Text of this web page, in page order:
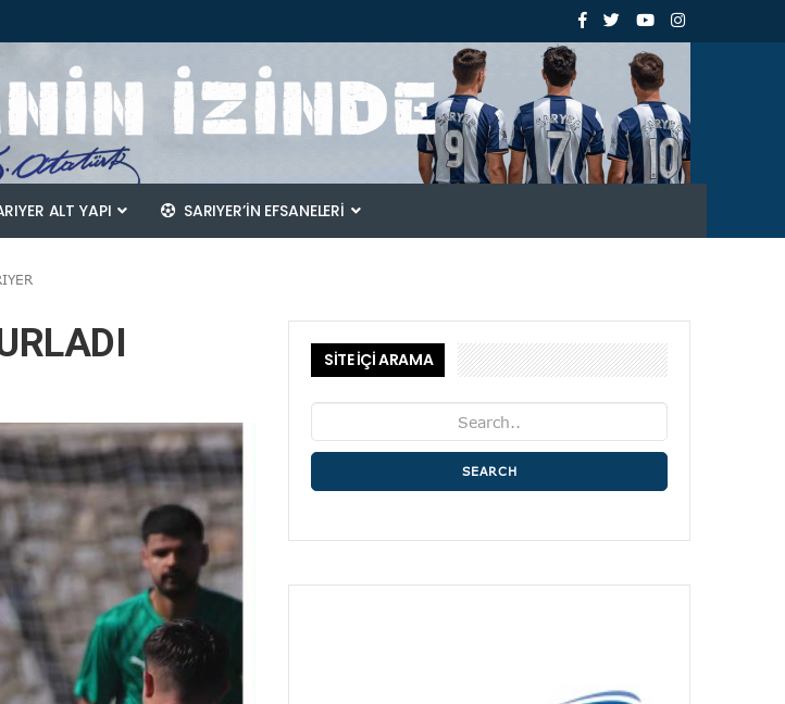
ALT YAPI SARIYER’IN EFSANELERI
SİTE İÇİ ARAMA
SEARCH